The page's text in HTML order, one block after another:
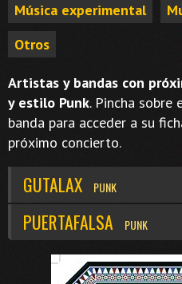
Música experimental
Otros
Artistas y bandas con
y estilo Punk. Pincha
banda para acceder a su
próximo concierto.
GUTALAX PUNK
PUERTAFALSA PUNK